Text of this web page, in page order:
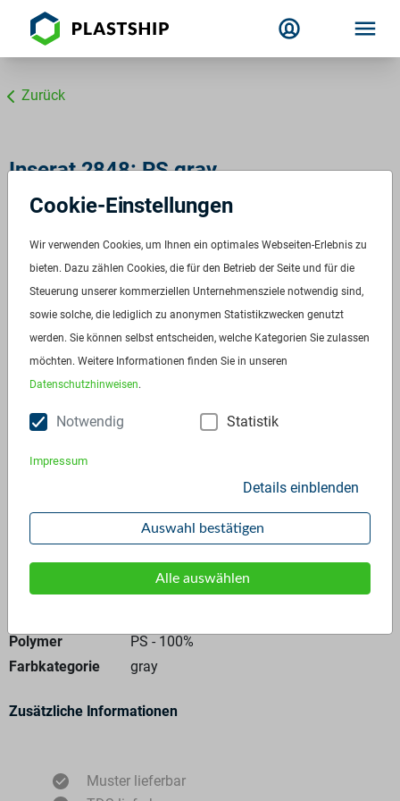
Zurück
Inserat 2848: PS gray
PS gray
ID:2848
Verfügbar ab:Sofort
Frequenz: Auf Anfrage
Menge:Auf Anfrage
Standardverpackung/Bereitstellungsart:Big Bags
Preis:Auf Anfrage
Anfrage stellen
Polymer
PS - 100%
Farbkategorie
gray
Zusätzliche Informationen
Muster lieferbar
Cookie-Einstellungen
Wir verwenden Cookies, um Ihnen ein optimales Webseiten-Erlebnis zu
bieten. Dazu zählen Cookies, die für den Betrieb der Seite und für die
Steuerung unserer kommerziellen Unternehmensziele notwendig sind,
sowie solche, die lediglich zu anonymen Statistikzwecken genutzt
werden. Sie können selbst entscheiden, welche Kategorien Sie zulassen
möchten. Weitere Informationen finden Sie in unseren
Datenschutzhinweisen.
Notwendig Statistik
Impressum
Details einblenden
Auswahl bestätigen
Alle auswählen